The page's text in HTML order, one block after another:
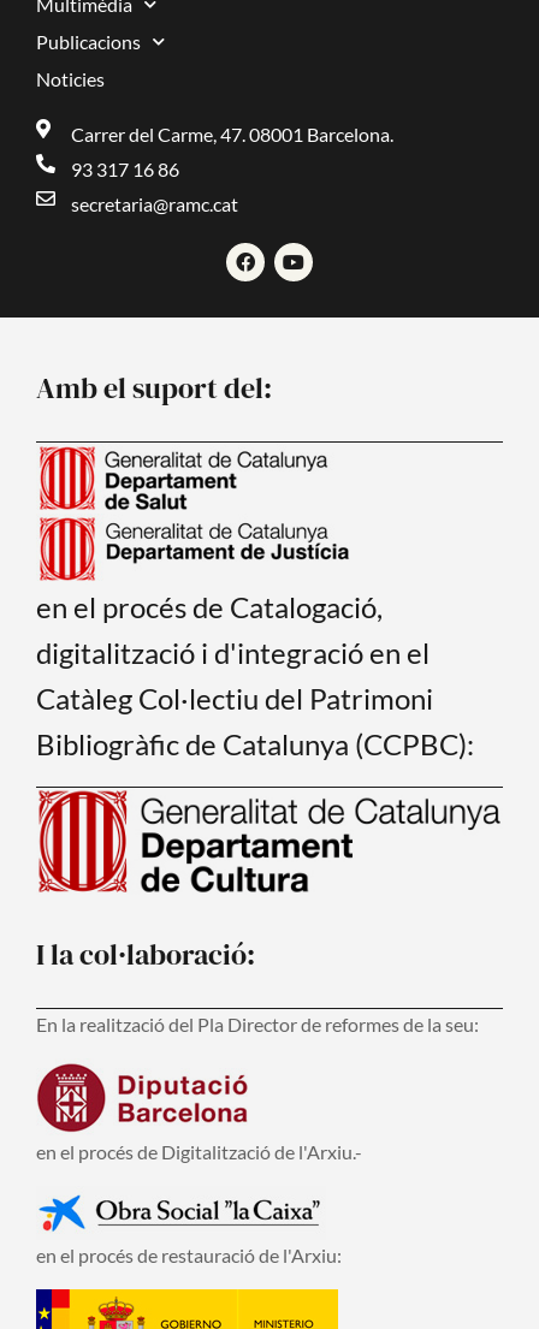
Publicacions
Noticies
Carrer del Carme, 47. 08001 Barcelona.
93 317 16 86
secretaria@ramc.cat
F
a
c
k
Y
o
u
Amb el suport del:
en el procés de Catalogació,
digitalització i d'integració en el
Catàleg Col·lectiu del Patrimoni
Bibliogràfic de Catalunya (CCPBC):
I la col·laboració:
En la realització del Pla Director de reformes de la seu:
en el procés de Digitalització de l'Arxiu.-
en el procés de restauració de l'Arxiu: